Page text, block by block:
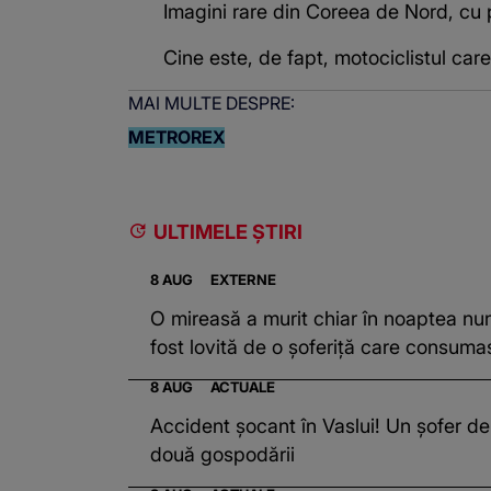
Imagini rare din Coreea de Nord,
Cine este, de fapt, motociclistul
MAI MULTE DESPRE:
METROREX
ULTIMELE ȘTIRI
8 AUG EXTERNE
O mireasă a murit chiar în noaptea
fost lovită de o șoferiță care
8 AUG ACTUALE
Accident șocant în Vaslui! Un șofer
două gospodării